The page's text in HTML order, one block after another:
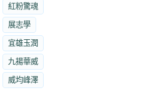
紅粉驚魂
展志學
宜雄玉潤
九揚華威
威均峰澤